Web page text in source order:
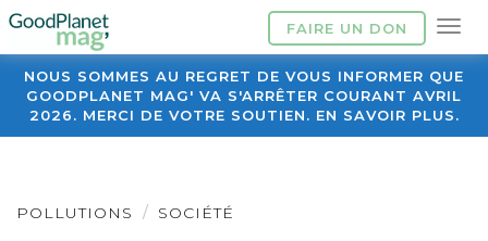
FAIRE UN DON
NOUS SOMMES AU REGRET DE VOUS INFORMER QUE
GOODPLANET MAG' VA S'ARRÊTER COURANT AVRIL
2026. MERCI DE VOTRE SOUTIEN. EN SAVOIR PLUS.
POLLUTIONS SOCIÉTÉ